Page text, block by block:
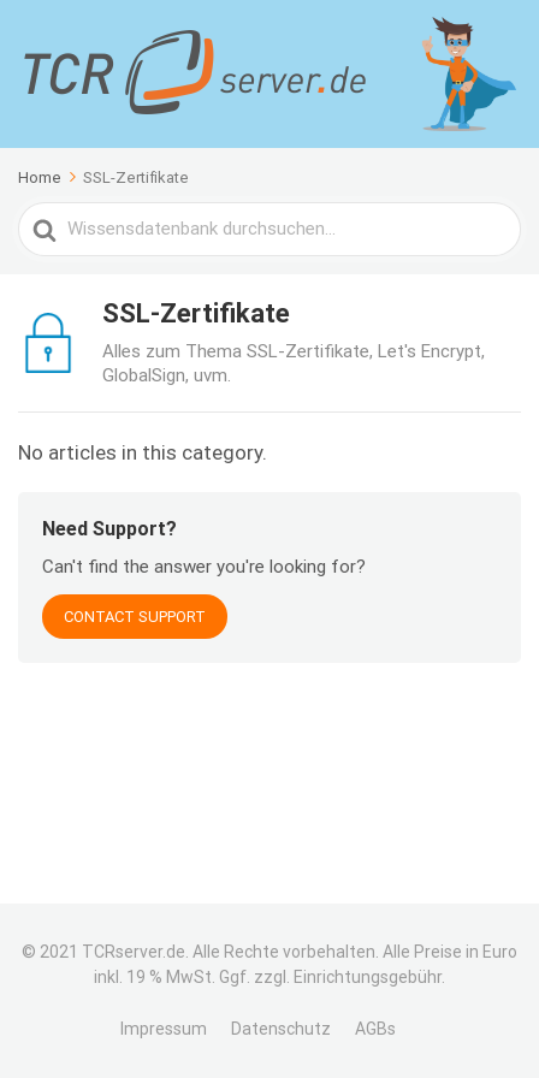
Home SSL-Zertifikate
Search
For
SSL-Zertifikate
Alles zum Thema SSL-Zertifikate, Let's Encrypt,
GlobalSign, uvm.
No articles in this category.
Need Support?
Can't find the answer you're looking for?
CONTACT SUPPORT
© 2021 TCRserver.de. Alle Rechte vorbehalten. Alle Preise in Euro
inkl. 19 % MwSt. Ggf. zzgl. Einrichtungsgebühr.
Impressum Datenschutz AGBs